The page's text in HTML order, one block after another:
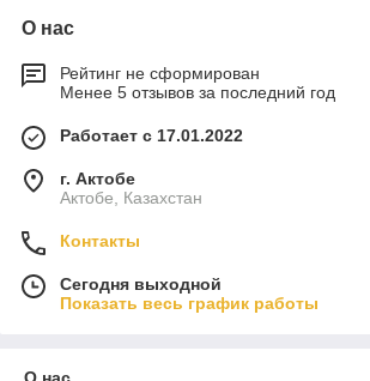
О нас
Рейтинг не сформирован
Менее 5 отзывов за последний год
Работает с 17.01.2022
г. Актобе
Актобе, Казахстан
Контакты
Сегодня выходной
Показать весь график работы